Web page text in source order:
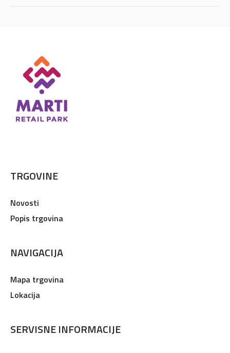
TRGOVINE
Novosti
Popis trgovina
NAVIGACIJA
Mapa trgovina
Lokacija
SERVISNE INFORMACIJE